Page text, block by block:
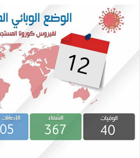
س
ل
ب
ر
ي
د
ا
ر